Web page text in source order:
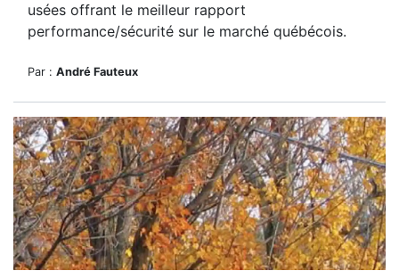
usées offrant le meilleur rapport
performance/sécurité sur le marché québécois.
Par : André Fauteux